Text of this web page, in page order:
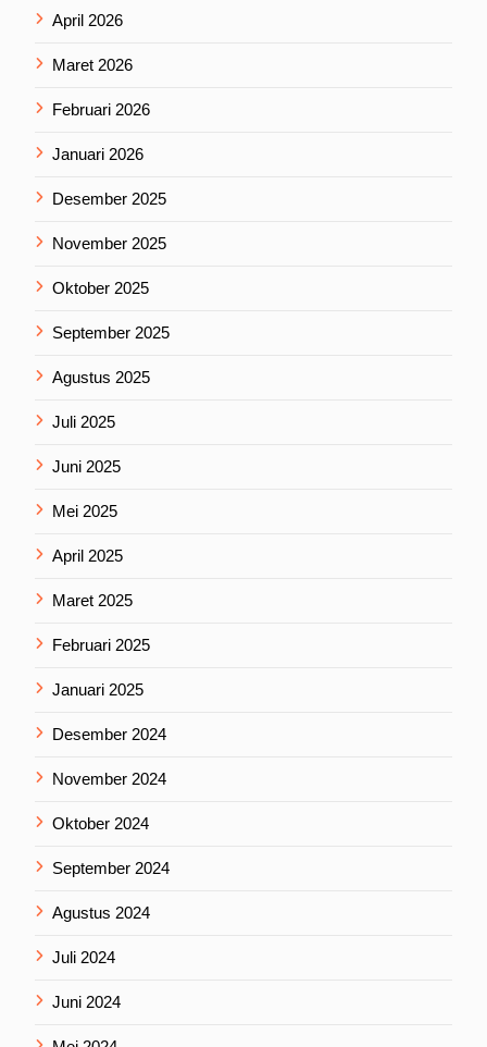
April 2026
Maret 2026
Februari 2026
Januari 2026
Desember 2025
November 2025
Oktober 2025
September 2025
Agustus 2025
Juli 2025
Juni 2025
Mei 2025
April 2025
Maret 2025
Februari 2025
Januari 2025
Desember 2024
November 2024
Oktober 2024
September 2024
Agustus 2024
Juli 2024
Juni 2024